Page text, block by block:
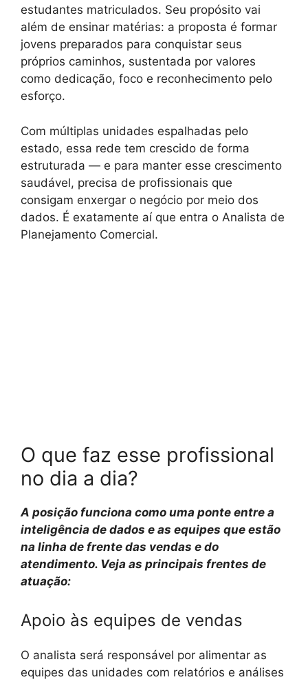
estudantes matriculados. Seu propósito vai
além de ensinar matérias: a proposta é formar
jovens preparados para conquistar seus
próprios caminhos, sustentada por valores
como dedicação, foco e reconhecimento pelo
esforço.
Com múltiplas unidades espalhadas pelo
estado, essa rede tem crescido de forma
estruturada — e para manter esse crescimento
saudável, precisa de profissionais que
consigam enxergar o negócio por meio dos
dados. É exatamente aí que entra o Analista de
Planejamento Comercial.
O que faz esse profissional
no dia a dia?
A posição funciona como uma ponte entre a
inteligência de dados e as equipes que estão
na linha de frente das vendas e do
atendimento. Veja as principais frentes de
atuação:
Apoio às equipes de vendas
O analista será responsável por alimentar as
equipes das unidades com relatórios e análises